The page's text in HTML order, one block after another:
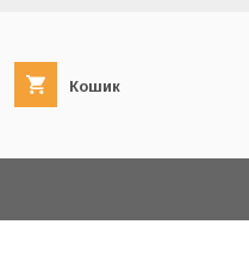
Кошик